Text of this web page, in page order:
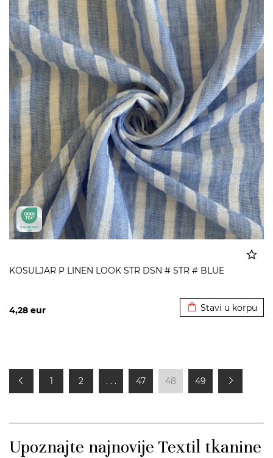
KOSULJAR P LINEN LOOK STR DSN # STR # BLUE
4,28 eur Stavi u korpu
1 2 . . . 47 48 49
Upoznajte najnovije Textil tkanine